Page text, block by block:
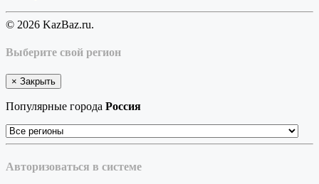
© 2026 KazBaz.ru.
Выберите свой регион
× Закрыть
Популярные города Россия
Авторизоваться в системе